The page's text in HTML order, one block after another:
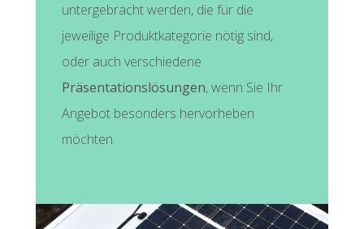
untergebracht werden, die für die
jeweilige Produktkategorie nötig sind,
oder auch verschiedene
Präsentationslösungen, wenn Sie Ihr
Angebot besonders hervorheben
möchten.